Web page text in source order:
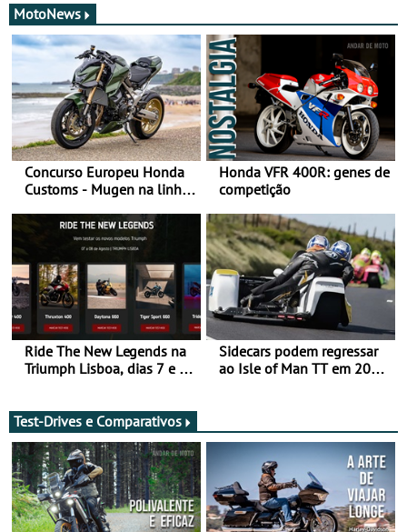
MotoNews
Concurso Europeu Honda
Customs - Mugen na linha
ganhar
Honda VFR 400R: genes de
competição
Ride The New Legends na
Triumph Lisboa, dias 7 e 8
Sidecars podem regressar
ao Isle of Man TT em 2027
Test-Drives e Comparativos